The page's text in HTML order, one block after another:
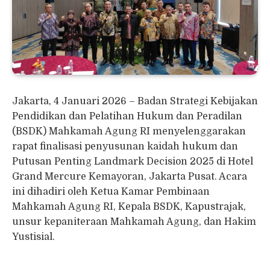
Jakarta, 4 Januari 2026 – Badan Strategi Kebijakan
Pendidikan dan Pelatihan Hukum dan Peradilan
(BSDK) Mahkamah Agung RI menyelenggarakan
rapat finalisasi penyusunan kaidah hukum dan
Putusan Penting Landmark Decision 2025 di Hotel
Grand Mercure Kemayoran, Jakarta Pusat. Acara
ini dihadiri oleh Ketua Kamar Pembinaan
Mahkamah Agung RI, Kepala BSDK, Kapustrajak,
unsur kepaniteraan Mahkamah Agung, dan Hakim
Yustisial.